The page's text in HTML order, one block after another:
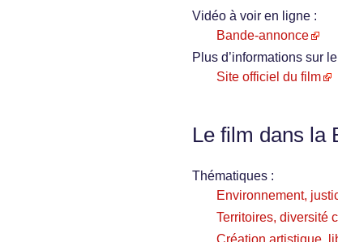
Vidéo à voir en ligne :
Bande-annonce
Plus d’informations sur
Site officiel du film
Le film dans la
Thématiques :
Environnement,
Territoires, diversité